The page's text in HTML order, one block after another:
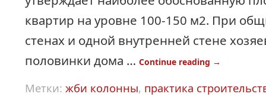
квартир на уровне 100-150 м2. При
стенах и одной внутренней стене
половинки дома … Continue reading →
Метки: жби колонны, практика